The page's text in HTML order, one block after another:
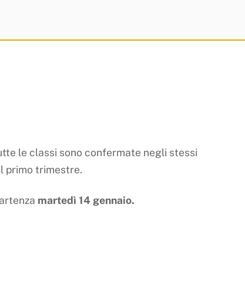
le classi sono confermate negli stessi
primo trimestre.
martedì 14 gennaio.